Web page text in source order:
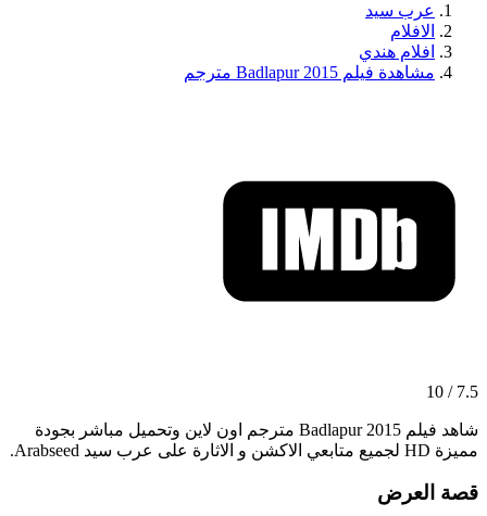
عرب سيد
الافلام
افلام هندي
مشاهدة فيلم Badlapur 2015 مترجم
7.5 / 10
شاهد فيلم Badlapur 2015 مترجم اون لاين وتحميل مباشر بجودة
مميزة HD لجميع متابعي الاكشن و الاثارة على عرب سيد Arabseed.
قصة العرض